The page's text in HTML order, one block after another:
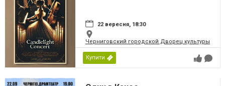
22 вересня, 18:30
Черниговский городской Дворец культуры
Купити